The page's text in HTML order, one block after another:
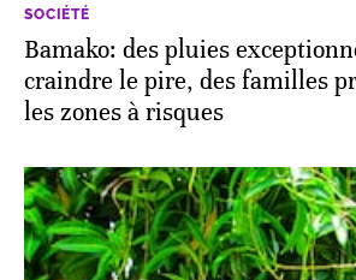
SOCIÉTÉ
Bamako: des pluies
craindre le pire, des familles
les zones à risques